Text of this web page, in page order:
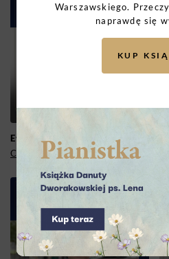
Ewelina Dąbrowska
Czytaj więcej
Warszawskiego.
naprawdę się
KUP